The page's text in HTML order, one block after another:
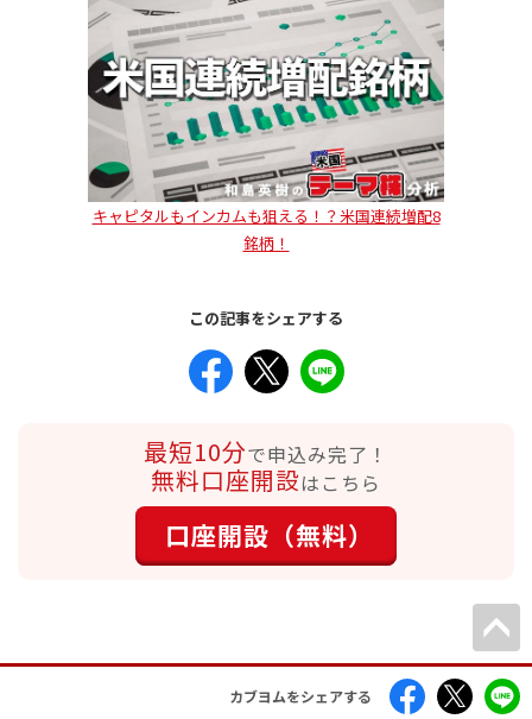
キャピタルもインカムも狙える！？米国連続増配8
銘柄！
この記事をシェアする
最短10分で申込み完了！
無料口座開設はこちら
口座開設（無料）
カブヨムをシェアする